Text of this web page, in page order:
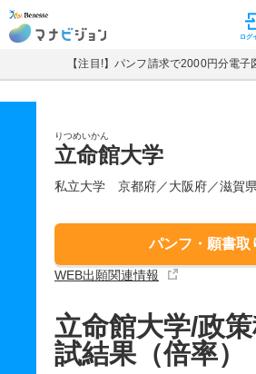
マナビジョン ログ
【注目!】パンフ請求で2000円分電子
りつめいかん
立命館大学
私立大学 京都府／大阪府／滋賀県
パンフ・願書取
WEB出願関連情報
立命館大学/政
試結果（倍率）